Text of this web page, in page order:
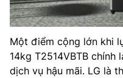
Một điểm cộng lớn khi
14kg T2514VBTB
dịch vụ hậu mãi. LG là